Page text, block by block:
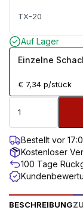
TX-20
Auf Lager
Einzelne
€ 7,34 p/stück
Bestellt vor
Kostenloser
100 Tage
BESCHREIBUNG